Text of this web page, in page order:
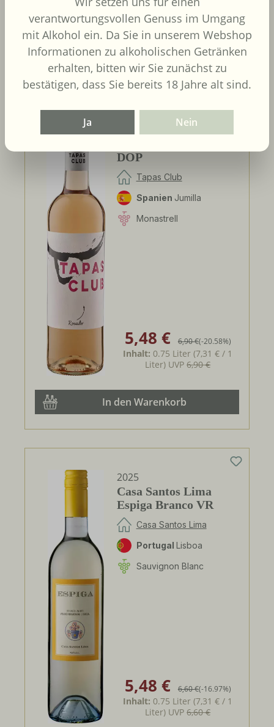
Inhalt: 0.75 Liter(7,25 € / 1
Liter) UVP6,90 €
In den Warenkorb
DOP
Tapas Club
Spanien Jumilla
Monastrell
Verkaufspreis:
5,48 € Regulärer Preis:
6,90 €(-20.58%)
Inhalt: 0.75 Liter(7,31 € / 1
Liter) UVP6,90 €
In den Warenkorb
2025
Casa Santos Lima
Espiga Branco VR
Casa Santos Lima
Portugal Lisboa
Sauvignon Blanc
Verkaufspreis:
5,48 € Regulärer Preis:
6,60 €(-16.97%)
Inhalt: 0.75 Liter(7,31 € / 1
Liter) UVP6,60 €
verantwortungsvollen Genuss im Umgang
mit Alkohol ein. Da Sie in unserem Webshop
Informationen zu alkoholischen Getränken
erhalten, bitten wir Sie zunächst zu
bestätigen, dass Sie bereits 18 Jahre alt sind.
Ja Nein